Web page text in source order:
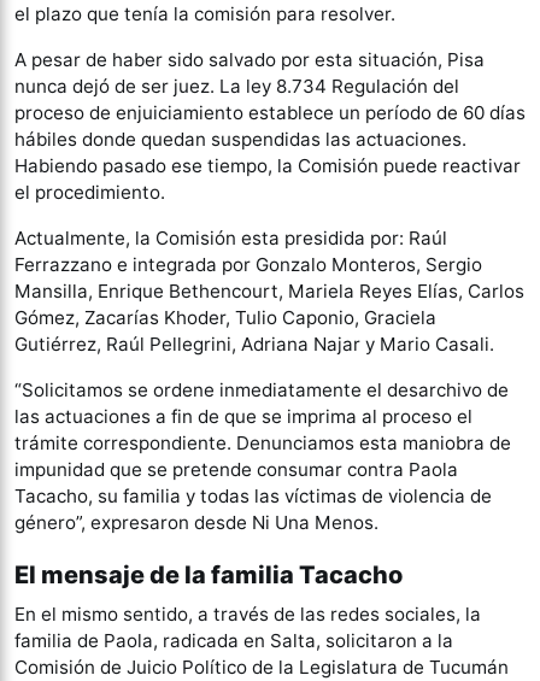
el plazo que tenía la comisión para resolver.
A pesar de haber sido salvado por esta situación, Pisa
nunca dejó de ser juez. La ley 8.734 Regulación del
proceso de enjuiciamiento establece un período de 60 días
hábiles donde quedan suspendidas las actuaciones.
Habiendo pasado ese tiempo, la Comisión puede reactivar
el procedimiento.
Actualmente, la Comisión esta presidida por: Raúl
Ferrazzano e integrada por Gonzalo Monteros, Sergio
Mansilla, Enrique Bethencourt, Mariela Reyes Elías, Carlos
Gómez, Zacarías Khoder, Tulio Caponio, Graciela
Gutiérrez, Raúl Pellegrini, Adriana Najar y Mario Casali.
“Solicitamos se ordene inmediatamente el desarchivo de
las actuaciones a fin de que se imprima al proceso el
trámite correspondiente. Denunciamos esta maniobra de
impunidad que se pretende consumar contra Paola
Tacacho, su familia y todas las víctimas de violencia de
género”, expresaron desde Ni Una Menos.
El mensaje de la familia Tacacho
En el mismo sentido, a través de las redes sociales, la
familia de Paola, radicada en Salta, solicitaron a la
Comisión de Juicio Político de la Legislatura de Tucumán